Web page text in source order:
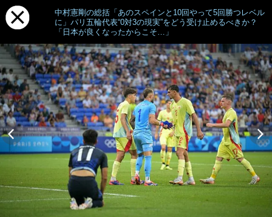
中村憲剛の総括「あのスペインと10回やって5回勝つレベル
に」パリ五輪代表“0対3の現実”をどう受け止めるべきか？
「日本が良くなったからこそ…」